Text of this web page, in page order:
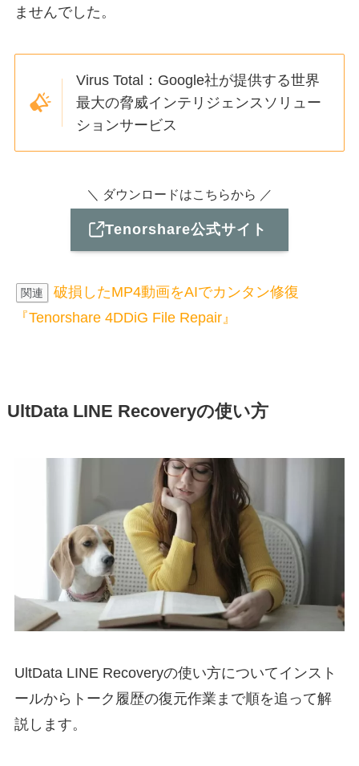
ませんでした。
Virus Total：Google社が提供する世界
最大の脅威インテリジェンスソリュー
ションサービス
＼ ダウンロードはこちらから ／
Tenorshare公式サイト
関連
破損したMP4動画をAIでカンタン修復
『Tenorshare 4DDiG File Repair』
UltData LINE Recoveryの使い方
UltData LINE Recoveryの使い方についてインスト
ールからトーク履歴の復元作業まで順を追って解
説します。